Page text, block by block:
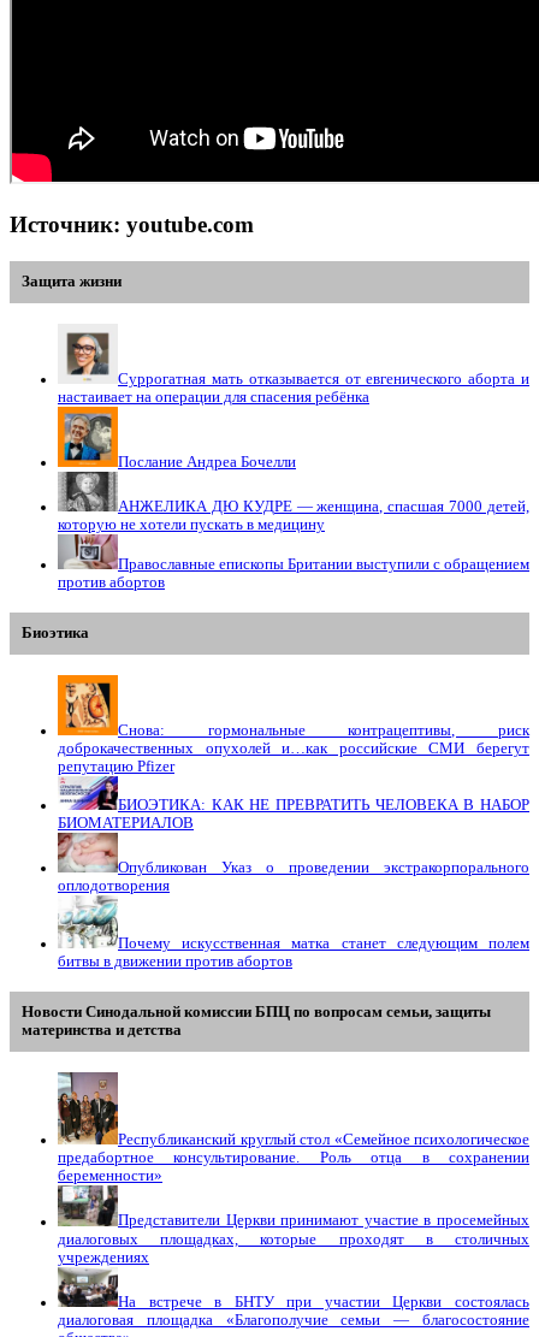
Источник: youtube.com
Защита жизни
Суррогатная мать отказывается от евгенического аборта и
настаивает на операции для спасения ребёнка
Послание Андреа Бочелли
АНЖЕЛИКА ДЮ КУДРЕ — женщина, спасшая 7000 детей,
которую не хотели пускать в медицину
Православные епископы Британии выступили с обращением
против абортов
Биоэтика
Снова: гормональные контрацептивы, риск
доброкачественных опухолей и…как российские СМИ берегут
репутацию Pfizer
БИОЭТИКА: КАК НЕ ПРЕВРАТИТЬ ЧЕЛОВЕКА В НАБОР
БИОМАТЕРИАЛОВ
Опубликован Указ о проведении экстракорпорального
оплодотворения
Почему искусственная матка станет следующим полем
битвы в движении против абортов
Новости Синодальной комиссии БПЦ по вопросам семьи, защиты
материнства и детства
Республиканский круглый стол «Семейное психологическое
предабортное консультирование. Роль отца в сохранении
беременности»
Представители Церкви принимают участие в просемейных
диалоговых площадках, которые проходят в столичных
учреждениях
На встрече в БНТУ при участии Церкви состоялась
диалоговая площадка «Благополучие семьи — благосостояние